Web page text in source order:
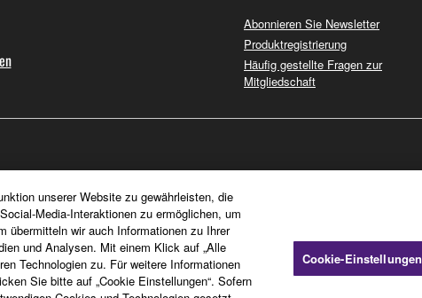
Abonnieren Sie Newsletter
Produktregistrierung
Häufig gestellte Fragen zur
Mitgliedschaft
unserer Website zu gewährleisten, die
Media-Interaktionen zu ermöglichen, um
übermitteln wir auch Informationen zu Ihrer
und Analysen. Mit einem Klick auf „Alle
Technologien zu. Für weitere Informationen
Sie bitte auf „Cookie Einstellungen“. Sofern
Cookie-Einstellungen